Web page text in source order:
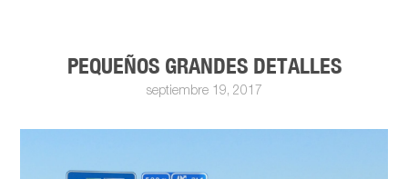
PEQUEÑOS GRANDES DETALLES
septiembre 19, 2017